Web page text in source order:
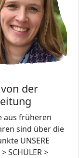
der
aus früheren
sind über die
UNSERE
SCHÜLER >